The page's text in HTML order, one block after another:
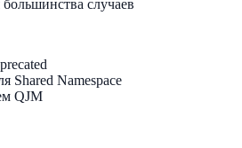
случаев
Shared Namespace
QJM